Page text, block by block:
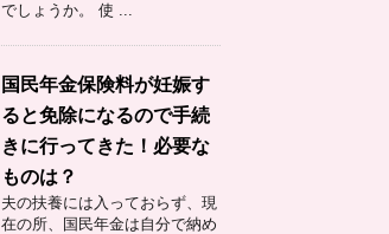
でしょうか。 使 ...
国民年金保険料が妊娠す
ると免除になるので手続
きに行ってきた！必要な
ものは？
夫の扶養には入っておらず、現
在の所、国民年金は自分で納め